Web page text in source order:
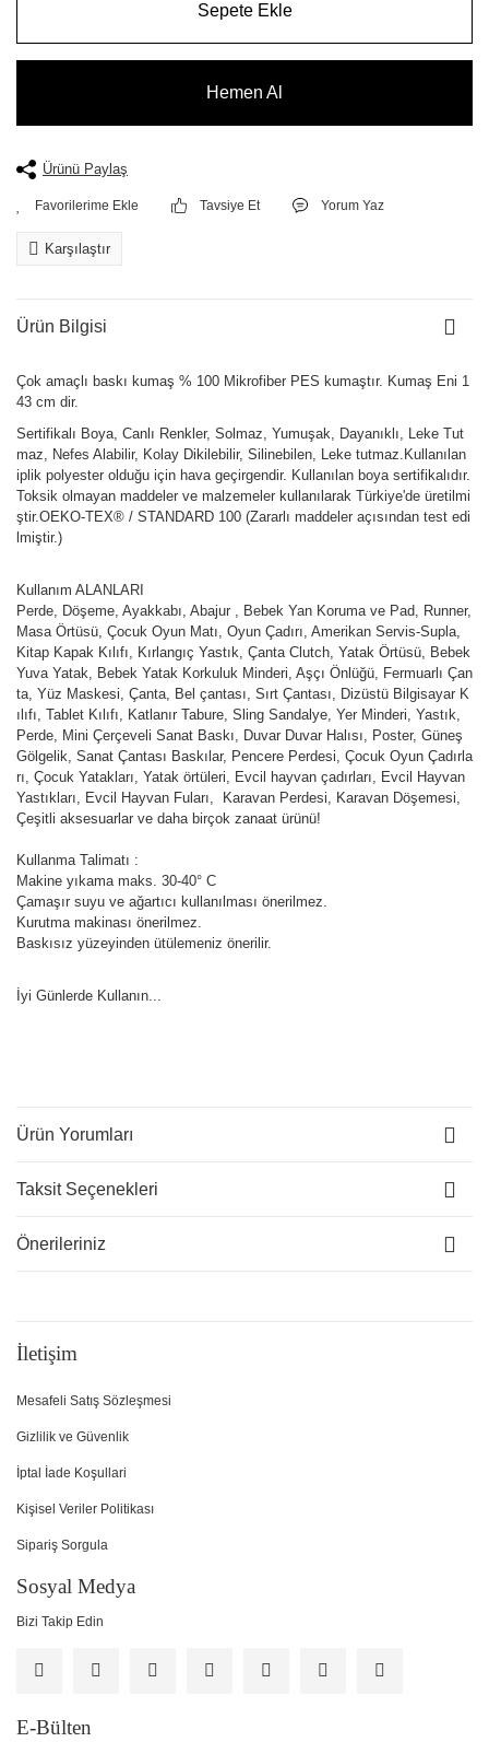
Sepete Ekle
Hemen Al
Ürünü Paylaş
Tavsiye Et Yorum Yaz
Karşılaştır
Ürün Bilgisi
Çok amaçlı baskı kumaş % 100 Mikrofiber PES kumaştır. Kumaş Eni 1
43 cm dir.
Sertifikalı Boya, Canlı Renkler, Solmaz, Yumuşak, Dayanıklı, Leke Tut
maz, Nefes Alabilir, Kolay Dikilebilir, Silinebilen, Leke tutmaz.Kullanılan
iplik polyester olduğu için hava geçirgendir. Kullanılan boya sertifikalıdır.
Toksik olmayan maddeler ve malzemeler kullanılarak Türkiye'de üretilmi
ştir.OEKO-TEX® / STANDARD 100 (Zararlı maddeler açısından test edi
lmiştir.)
Kullanım ALANLARI
Perde, Döşeme, Ayakkabı, Abajur , Bebek Yan Koruma ve Pad, Runner,
Masa Örtüsü, Çocuk Oyun Matı, Oyun Çadırı, Amerikan Servis-Supla,
Kitap Kapak Kılıfı, Kırlangıç Yastık, Çanta Clutch, Yatak Örtüsü, Bebek
Yuva Yatak, Bebek Yatak Korkuluk Minderi, Aşçı Önlüğü, Fermuarlı Çan
ta, Yüz Maskesi, Çanta, Bel çantası, Sırt Çantası, Dizüstü Bilgisayar K
ılıfı, Tablet Kılıfı, Katlanır Tabure, Sling Sandalye, Yer Minderi, Yastık,
Perde, Mini Çerçeveli Sanat Baskı, Duvar Duvar Halısı, Poster, Güneş
Gölgelik, Sanat Çantası Baskılar, Pencere Perdesi, Çocuk Oyun Çadırla
rı, Çocuk Yatakları, Yatak örtüleri, Evcil hayvan çadırları, Evcil Hayvan
Yastıkları, Evcil Hayvan Fuları, Karavan Perdesi, Karavan Döşemesi,
Çeşitli aksesuarlar ve daha birçok zanaat ürünü!
Kullanma Talimatı :
Makine yıkama maks. 30-40° C
Çamaşır suyu ve ağartıcı kullanılması önerilmez.
Kurutma makinası önerilmez.
Baskısız yüzeyinden ütülemeniz önerilir.
İyi Günlerde Kullanın...
Ürün Yorumları
Taksit Seçenekleri
Önerileriniz
İletişim
Mesafeli Satış Sözleşmesi
Gizlilik ve Güvenlik
İptal İade Koşullari
Kişisel Veriler Politikası
Sipariş Sorgula
Sosyal Medya
Bizi Takip Edin
E-Bülten